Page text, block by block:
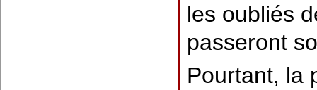
les oubliés
passeront
Pourtant, la